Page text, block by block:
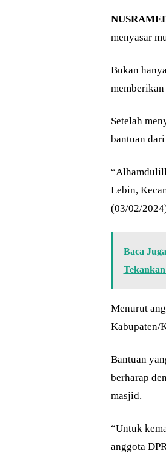
menyasar
Bukan
Setelah
bantuan
Lebin,
(03/02/
Baca
Menurut
Kabupaten/
Bantuan
berharap
masjid.
“Untuk
anggota